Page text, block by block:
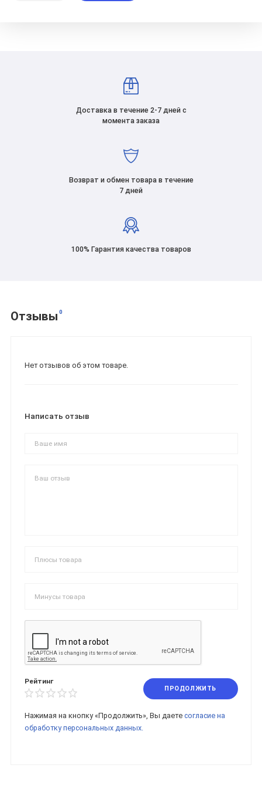
Доставка в течение 2-7 дней с
момента заказа
Возврат и обмен товара в течение
7 дней
100% Гарантия качества товаров
Отзывы 0
Нет отзывов об этом товаре.
Написать отзыв
Рейтинг
ПРОДОЛЖИТЬ
Нажимая на кнопку «Продолжить», Вы даете согласие на
обработку персональных данных.